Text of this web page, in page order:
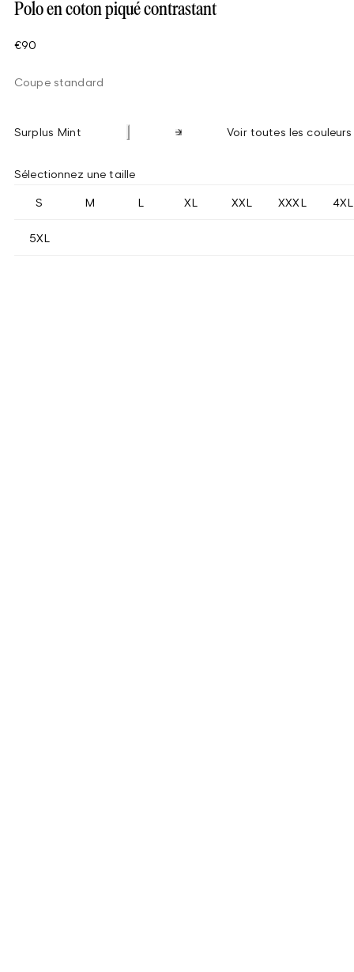
Polo en coton piqué contrastant
€90
Coupe standard
Surplus Mint Voir toutes les couleurs
Sélectionnez une taille
S M L XL XXL XXXL 4XL
5XL